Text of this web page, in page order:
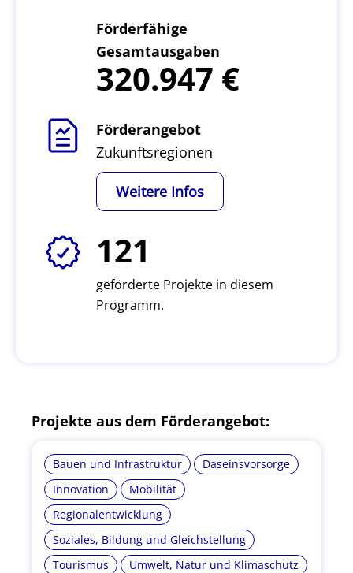
Förderfähige
Gesamtausgaben
320.947
Förderangebot
Zukunftsregionen
Weitere Infos
121
geförderte Projekte in diesem
Programm.
Projekte aus dem Förderangebot:
Bauen und Infrastruktur
Daseinsvorsorge
Innovation
Mobilität
Regionalentwicklung
Soziales, Bildung und Gleichstellung
Tourismus
Umwelt, Natur und Klimaschutz